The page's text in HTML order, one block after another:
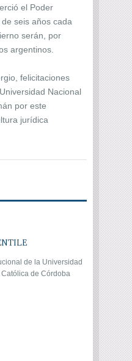
el Poder
seis años cada
serán, por
argentinos.
felicitaciones
Nacional
por este
jurídica
de la Universidad
de Córdoba